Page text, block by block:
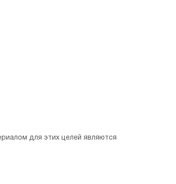
для этих целей являются